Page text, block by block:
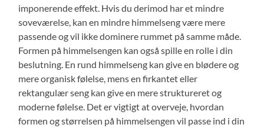
imponerende effekt. Hvis du derimod har et mindre
soveværelse, kan en mindre himmelseng være mere
passende og vil ikke dominere rummet på samme måde.
Formen på himmelsengen kan også spille en rolle i din
beslutning. En rund himmelseng kan give en blødere og
mere organisk følelse, mens en firkantet eller
rektangulær seng kan give en mere struktureret og
moderne følelse. Det er vigtigt at overveje, hvordan
formen og størrelsen på himmelsengen vil passe ind i din